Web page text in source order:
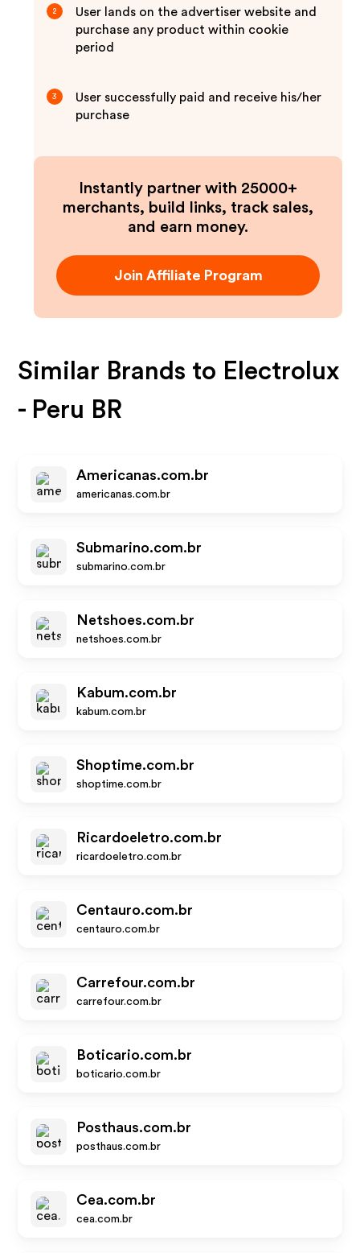
2
User lands on the advertiser website and
purchase any product within cookie
period
3
User successfully paid and receive his/her
purchase
Instantly partner with 25000+
merchants, build links, track sales,
and earn money.
Join Affiliate Program
Similar Brands to Electrolux
- Peru BR
Americanas.com.br
americanas.com.br
Submarino.com.br
submarino.com.br
Netshoes.com.br
netshoes.com.br
Kabum.com.br
kabum.com.br
Shoptime.com.br
shoptime.com.br
Ricardoeletro.com.br
ricardoeletro.com.br
Centauro.com.br
centauro.com.br
Carrefour.com.br
carrefour.com.br
Boticario.com.br
boticario.com.br
Posthaus.com.br
posthaus.com.br
Cea.com.br
cea.com.br